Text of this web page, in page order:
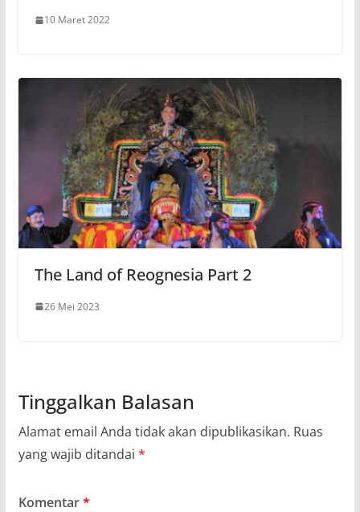
10 Maret 2022
The Land of Reognesia Part 2
26 Mei 2023
Tinggalkan Balasan
Alamat email Anda tidak akan dipublikasikan. Ruas
yang wajib ditandai *
Komentar*